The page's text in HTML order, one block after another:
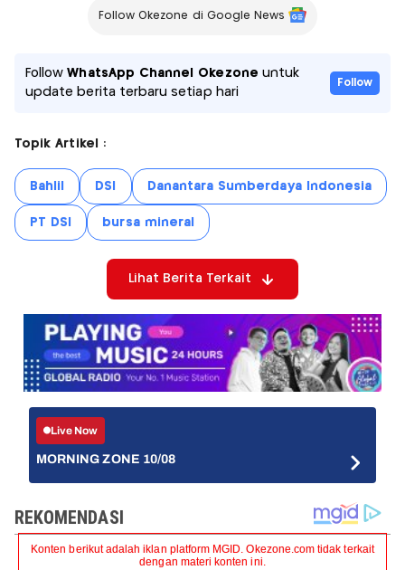
Follow Okezone di Google News
FollowWhatsApp Channel Okezone untuk
update berita terbaru setiap hari
Follow
Topik Artikel :
Bahlil DSI Danantara Sumberdaya Indonesia
PT DSI bursa mineral
Lihat Berita Terkait
Live Now
MORNING ZONE 10/08